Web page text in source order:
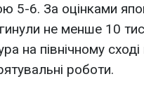
5-6. За оцінками
не менше 10
на північному сході
роботи.